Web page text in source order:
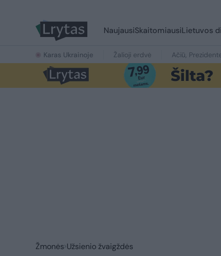
NaujausiSkaitomiausiLietuvos
Karas Ukrainoje Žalioji erdvė Ačiū,
Žmonės Užsienio žvaigždės